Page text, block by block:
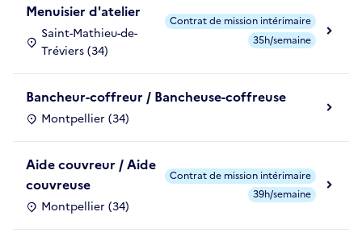
Menuisier d'atelier
Saint-Mathieu-de-
Tréviers (34)
Contrat de mission intérimaire
35h/semaine
Bancheur-coffreur / Bancheuse-coffreuse
Montpellier (34)
Aide couvreur / Aide
couvreuse
Montpellier (34)
Contrat de mission intérimaire
39h/semaine